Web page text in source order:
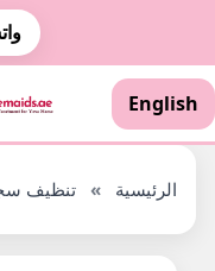
English
الرئيسية » تنظيف